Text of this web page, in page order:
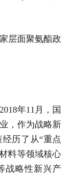
层面聚氨酯政
年11月，国
，作为战略新
历了从“重点
料等领域核心
战略性新兴产